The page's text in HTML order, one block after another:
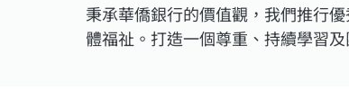
秉承華僑銀行的價值觀，我們推行
體福祉。打造一個尊重、持續學習